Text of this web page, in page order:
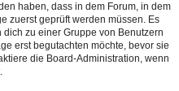
haben, dass in dem Forum, in dem
zuerst geprüft werden müssen. Es
zu einer Gruppe von Benutzern
erst begutachten möchte, bevor sie
die Board-Administration, wenn